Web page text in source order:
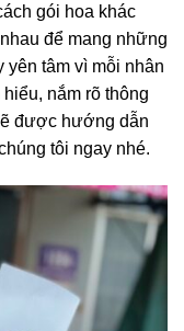
gói hoa khác
để mang những
tâm vì mỗi nhân
hiểu, nắm rõ thông
được hướng dẫn
tôi ngay nhé.